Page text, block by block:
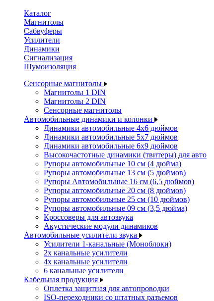
Каталог
Магнитолы
Сабвуферы
Усилители
Динамики
Сигнализация
Шумоизоляция
Сенсорные магнитолы
Магнитолы 1 DIN
Магнитолы 2 DIN
Сенсорные магнитолы
Автомобильные динамики и колонки
Динамики автомобильные 4x6 дюймов
Динамики автомобильные 5x7 дюймов
Динамики автомобильные 6x9 дюймов
Высокочастотные динамики (твитеры) для авто
Рупоры автомобильные 10 см (4 дюйма)
Рупоры автомобильные 13 см (5 дюймов)
Рупоры Автомобильные 16 см (6,5 дюймов)
Рупоры автомобильные 20 см (8 дюймов)
Рупоры автомобильные 25 см (10 дюймов)
Рупоры автомобильные 09 см (3,5 дюйма)
Кроссоверы для автозвука
Акустические модули динамиков
Автомобильные усилители звука
Усилители 1-канальные (Моноблоки)
2х канальные усилители
4х канальные усилители
6 канальные усилители
Кабельная продукция
Оплетка защитная для автопроводки
ISO-переходники со штатных разъемов